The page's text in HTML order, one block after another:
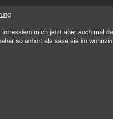
intressiern mich jetzt aber auch mal
so anhört als säse sie im